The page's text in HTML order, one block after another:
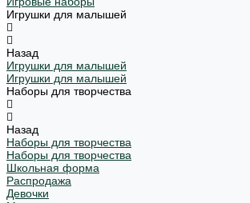
Игрушки для малышей
Назад
Игрушки для малышей
Игрушки для малышей
Наборы для творчества
Назад
Наборы для творчества
Наборы для творчества
Школьная форма
Распродажа
Девочки